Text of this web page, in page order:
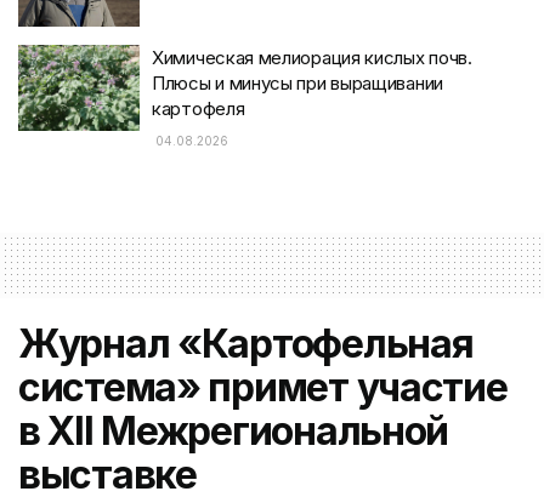
Химическая мелиорация кислых почв.
Плюсы и минусы при выращивании
картофеля
04.08.2026
Журнал «Картофельная
система» примет участие
в ХII Межрегиональной
выставке